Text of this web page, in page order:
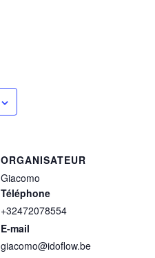
ORGANISATEUR
Giacomo
Téléphone
+32472078554
E-mail
giacomo@idoflow.be